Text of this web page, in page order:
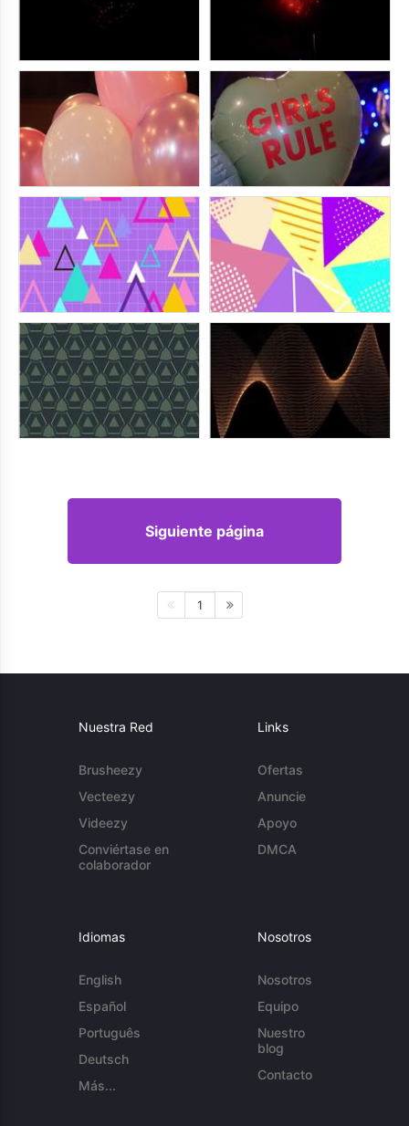
Siguiente página
1
Nuestra Red
Brusheezy
Vecteezy
Videezy
Conviértase en
colaborador
Links
Ofertas
Anuncie
Apoyo
DMCA
Idiomas
English
Español
Português
Deutsch
Más...
Nosotros
Nosotros
Equipo
Nuestro
blog
Contacto